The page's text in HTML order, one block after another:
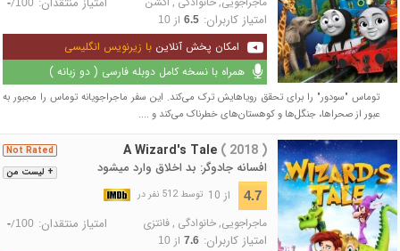
-/100
امتیاز کاربران: 6.5از 10
امکان پخش آنلاین با زیرنویس انگلیسی
همراه با نسخه کامل دوبله فارسی ( دو زبانه )
توماس "سودور" را برای تحقق رویاهایش ترک می‌کند. این سفر ماجراجویانه توماس را مجبور به
عبور از صحراها، جنگل‌ها و کوهستان‌های خطرناک می‌کند و ....
+ لیست من
Not Rated A Wizard's Tale ( 2018 )
افسانه جادوگر: بد اخلاق وارد میشود
4.7 از 10 توسط 512 نفر در
ماجراجویی, خانوادگی , فانتزی امتیاز منتقدان: -/100
امتیاز کاربران: 7.6از 10